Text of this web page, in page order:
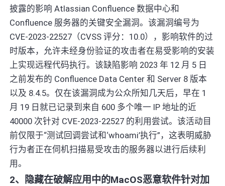
披露的影响 Atlassian Confluence 数据中心和
Confluence 服务器的关键安全漏洞。该漏洞编号为
CVE-2023-22527（CVSS 评分：10.0），影响软件的过
时版本，允许未经身份验证的攻击者在易受影响的安装
上实现远程代码执行。该缺陷影响 2023 年 12 月 5 日
之前发布的 Confluence Data Center 和 Server 8 版本
以及 8.4.5。仅在该漏洞成为公众所知几天后，早在 1
月 19 日就已记录到来自 600 多个唯一 IP 地址的近
40000 次针对 CVE-2023-22527 的利用尝试。该活动目
前仅限于“测试回调尝试和‘whoami’执行”，这表明威胁
行为者正在伺机扫描易受攻击的服务器以进行后续利
用。
2、隐藏在破解应用中的MacOS恶意软件针对加